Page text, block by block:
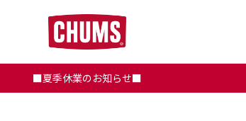
■夏季休業のお知らせ■